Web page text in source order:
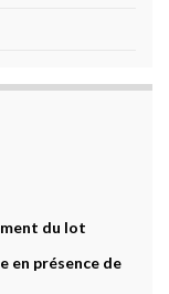
du lot
en présence de